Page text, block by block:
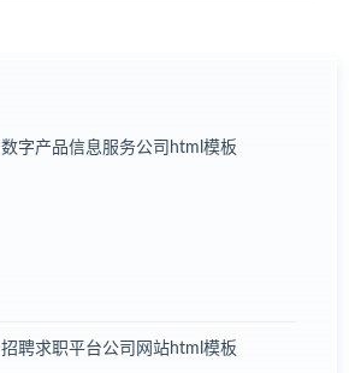
数字产品信息服务公司html模板
招聘求职平台公司网站html模板